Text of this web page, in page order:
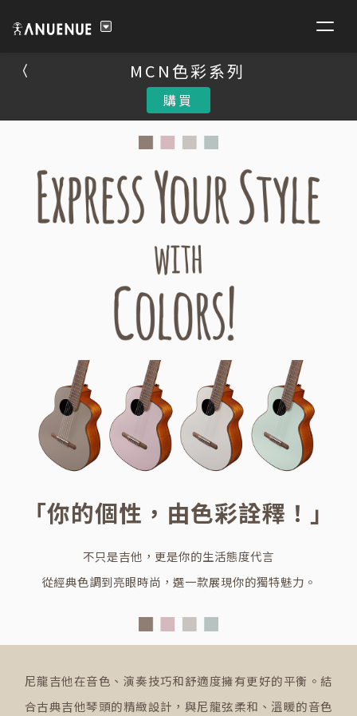
MCN色彩系列
購買
MCN色彩系列
購買
「你的個性，由色彩詮釋！」
不只是吉他，更是你的生活態度代言
從經典色調到亮眼時尚，選一款展現你的獨特魅力。
尼龍吉他在音色、演奏技巧和舒適度擁有更好的平衡。結
合古典吉他琴頭的精緻設計，與尼龍弦柔和、溫暖的音色